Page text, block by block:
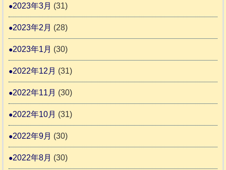
2023年3月 (31)
2023年2月 (28)
2023年1月 (30)
2022年12月 (31)
2022年11月 (30)
2022年10月 (31)
2022年9月 (30)
2022年8月 (30)